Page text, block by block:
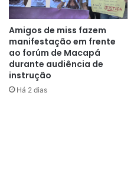
Amigos de miss fazem
manifestação em frente
ao forúm de Macapá
durante audiência de
instrução
Há 2 dias